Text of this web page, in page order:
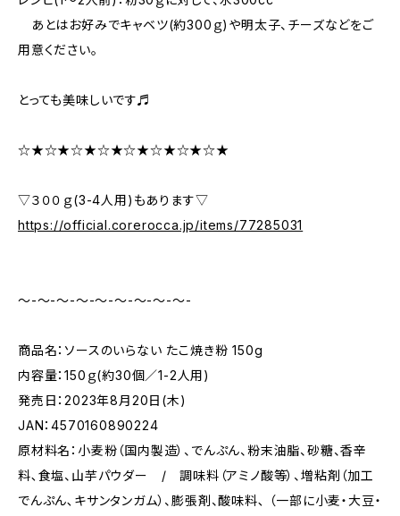
あとはお好みでキャベツ(約300ｇ)や明太子、チーズなどをご
用意ください。
とっても美味しいです♬
☆★☆★☆★☆★☆★☆★☆★☆★
▽３００ｇ(3-4人用)もあります▽
https://official.corerocca.jp/items/77285031
～-～-～-～-～-～-～-～-～-
商品名：ソースのいらない たこ焼き粉 150g
内容量：150ｇ(約30個／1-2人用)
発売日：2023年8月20日(木)
JAN：4570160890224
原材料名：小麦粉（国内製造）、でんぷん、粉末油脂、砂糖、香辛
料､食塩、山芋パウダー / 調味料（アミノ酸等）、増粘剤（加工
でんぷん､キサンタンガム）、膨張剤、酸味料､ （一部に小麦・大豆・